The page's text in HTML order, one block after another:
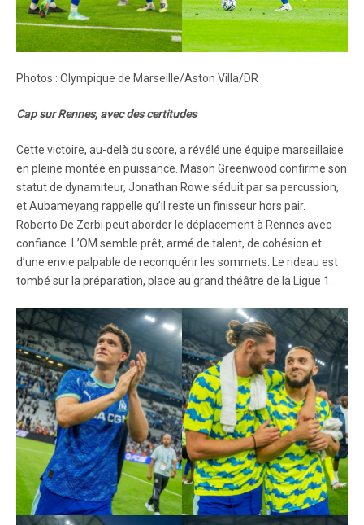
Photos : Olympique de Marseille/Aston Villa/DR
Cap sur Rennes, avec des certitudes
Cette victoire, au-delà du score, a révélé une équipe marseillaise
en pleine montée en puissance. Mason Greenwood confirme son
statut de dynamiteur, Jonathan Rowe séduit par sa percussion,
et Aubameyang rappelle qu’il reste un finisseur hors pair.
Roberto De Zerbi peut aborder le déplacement à Rennes avec
confiance. L’OM semble prêt, armé de talent, de cohésion et
d’une envie palpable de reconquérir les sommets. Le rideau est
tombé sur la préparation, place au grand théâtre de la Ligue 1.